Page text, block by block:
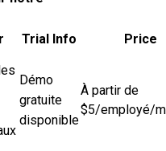
Trial Info Price
Démo
gratuite
disponible
À partir de
$5/employé/